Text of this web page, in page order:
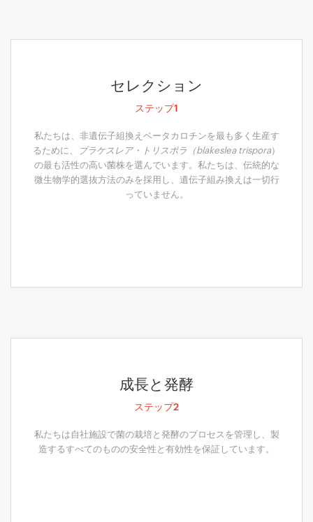
セレクション
ステップ1
私たちは、非遺伝子組換えベータカロチンを最も多く生産す
るために、
ブラケスレア・トリスポラ（blakeslea trispora）
の最も活性の高い菌株を選んでいます。私たちは、伝統的な
微生物学的選抜方法のみを採用し、遺伝子組み換えは一切行
っていません。
成長と発酵
ステップ2
私たちは自社施設で菌の栽培と発酵のプロセスを管理し、製
造するすべてのものの安全性と有効性を保証しています。